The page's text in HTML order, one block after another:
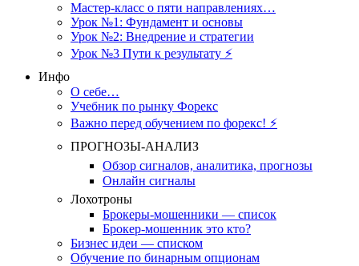
Мастер-класс о пяти направлениях…
Урок №1: Фундамент и основы
Урок №2: Внедрение и стратегии
Урок №3 Пути к результату ⚡️
Инфо
О себе…
Учебник по рынку Форекс
Важно перед обучением по форекс! ⚡
ПРОГНОЗЫ-АНАЛИЗ
Обзор сигналов, аналитика, прогнозы
Онлайн сигналы
Лохотроны
Брокеры-мошенники — список
Брокер-мошенник это кто?
Бизнес идеи — списком
Обучение по бинарным опционам